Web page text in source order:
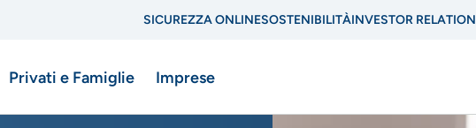
di
SICUREZZA ONLINESOSTENIBILITÀINVESTOR RELATION
Privati e Famiglie Imprese